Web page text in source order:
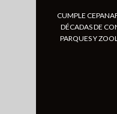
CUMPLE
DÉCADAS DE
PARQUES Y